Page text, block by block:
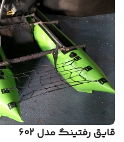
قایق رفتینگ مدل 602